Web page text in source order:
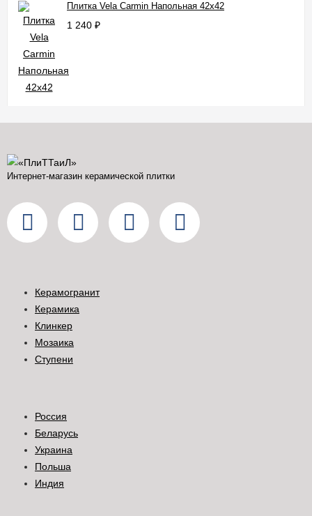
Плитка Vela Carmin Напольная 42x42
1 240 ₽
Интернет-магазин керамической плитки
Керамогранит
Керамика
Клинкер
Мозаика
Ступени
Россия
Беларусь
Украина
Польша
Индия